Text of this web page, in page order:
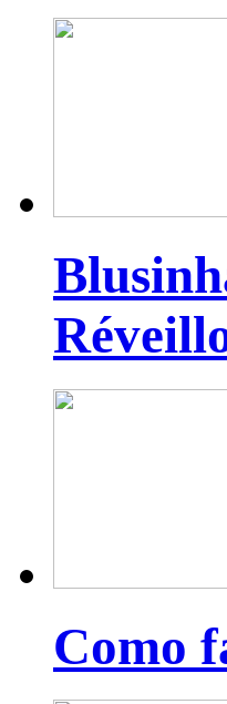
Como